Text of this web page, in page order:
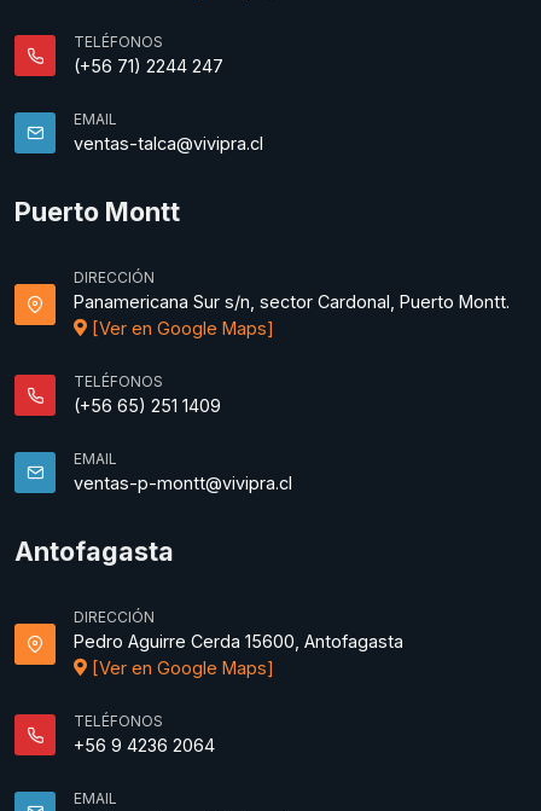
TELÉFONOS
(+56 71) 2244 247
EMAIL
ventas-talca@vivipra.cl
Puerto Montt
DIRECCIÓN
Panamericana Sur s/n, sector Cardonal, Puerto Montt.
[Ver en Google Maps]
TELÉFONOS
(+56 65) 251 1409
EMAIL
ventas-p-montt@vivipra.cl
Antofagasta
DIRECCIÓN
Pedro Aguirre Cerda 15600, Antofagasta
[Ver en Google Maps]
TELÉFONOS
+56 9 4236 2064
EMAIL